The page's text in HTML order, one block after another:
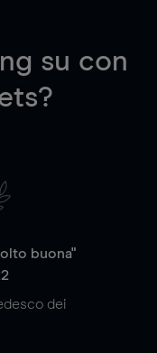
su con
buona"
dei